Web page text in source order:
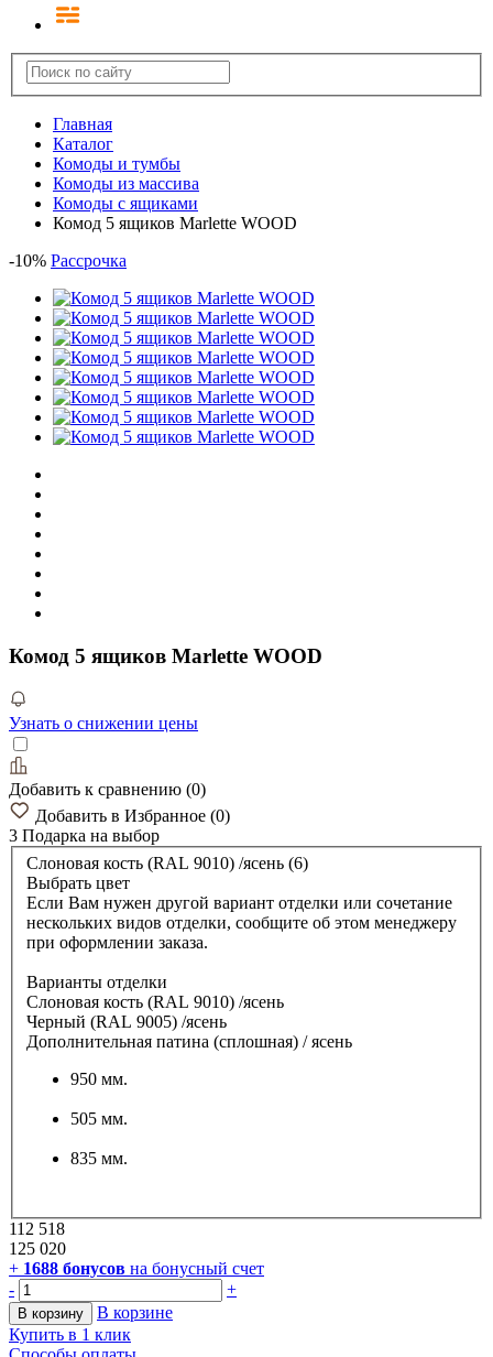
Главная
Каталог
Комоды и тумбы
Комоды из массива
Комоды с ящиками
Комод 5 ящиков Marlette WOOD
-10% Рассрочка
Комод 5 ящиков Marlette WOOD
Узнать о снижении цены
Добавить к сравнению (0)
Добавить в Избранное (0)
3 Подарка на выбор
Слоновая кость (RAL 9010) /ясень (6)
Выбрать цвет
Если Вам нужен другой вариант отделки или сочетание
нескольких видов отделки, сообщите об этом менеджеру
при оформлении заказа.
Варианты отделки
Слоновая кость (RAL 9010) /ясень
Черный (RAL 9005) /ясень
Дополнительная патина (сплошная) / ясень
950 мм.
505 мм.
835 мм.
112 518
125 020
+ 1688 бонусов на бонусный счет
-
+
В корзину
В корзине
Купить в 1 клик